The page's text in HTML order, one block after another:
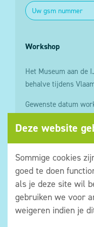
Workshop
Het Museum aan de
behalve tijdens
Gewenste datum
Tijdstip (duurtijd
Leeftijd*
Deze website
Sommige cookies
goed te doen
als je deze site wil
gebruiken we voor
weigeren indien je